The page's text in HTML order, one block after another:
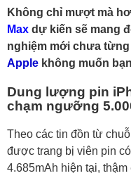
Không chỉ mượt mà
Max dự kiến sẽ mang
nghiệm mới chưa
Apple không muốn
Dung lượng pin
chạm ngưỡng
Theo các tin đồn từ
được trang bị viên pin
4.685mAh hiện tại,